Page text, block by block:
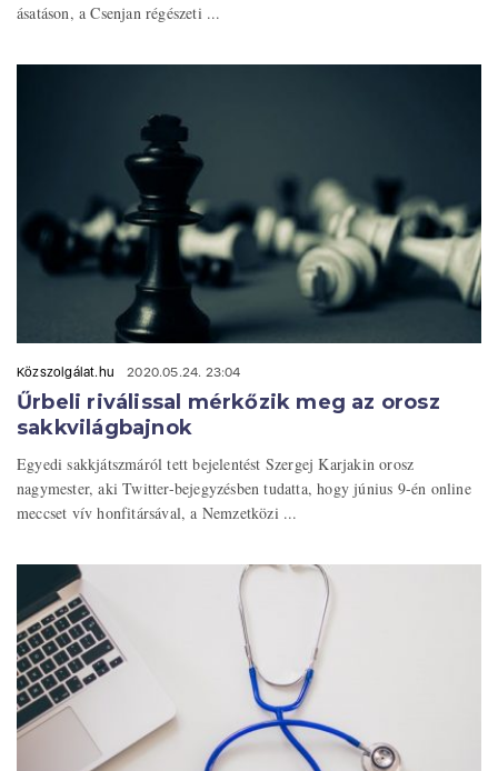
ásatáson, a Csenjan régészeti ...
Közszolgálat.hu 2020.05.24. 23:04
Űrbeli riválissal mérkőzik meg az orosz
sakkvilágbajnok
Egyedi sakkjátszmáról tett bejelentést Szergej Karjakin orosz
nagymester, aki Twitter-bejegyzésben tudatta, hogy június 9-én online
meccset vív honfitársával, a Nemzetközi ...